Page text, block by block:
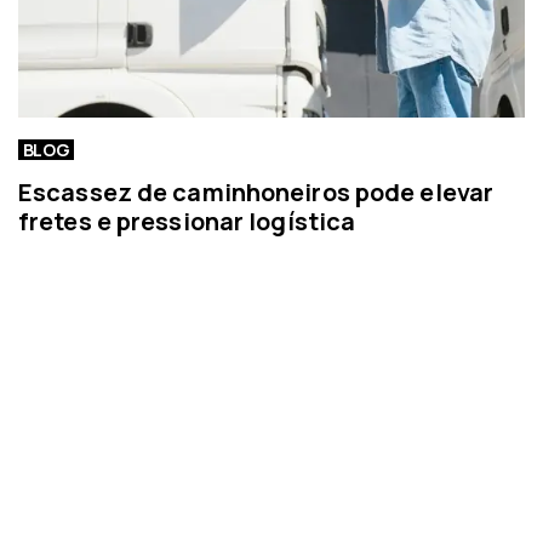
BLOG
Escassez de caminhoneiros pode elevar
fretes e pressionar logística